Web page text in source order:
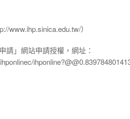
www.ihp.sinica.edu.tw/）
請」網站申請授權，網址：